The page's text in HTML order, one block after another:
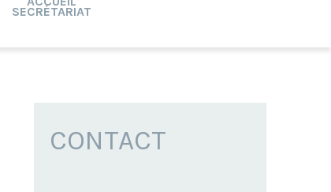
SECRÉTARIAT
CONTACT